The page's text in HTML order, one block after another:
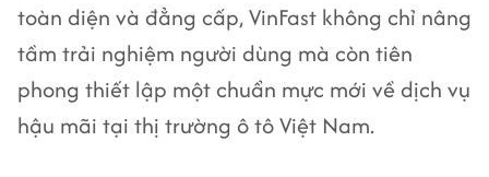
toàn diện và đẳng cấp, VinFast không chỉ nâng
tầm trải nghiệm người dùng mà còn tiên
phong thiết lập một chuẩn mực mới về dịch vụ
hậu mãi tại thị trường ô tô Việt Nam.